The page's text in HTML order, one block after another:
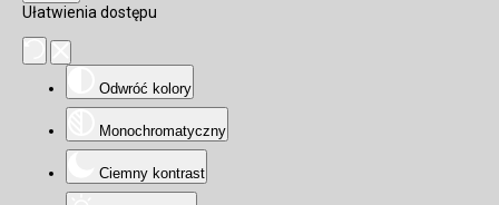
Ułatwienia dostępu
Odwróć kolory
Monochromatyczny
Ciemny kontrast